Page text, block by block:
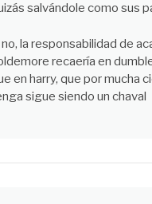
salvándole como sus
la responsabilidad de
recaería en
en harry, que por mucha
sigue siendo un chaval